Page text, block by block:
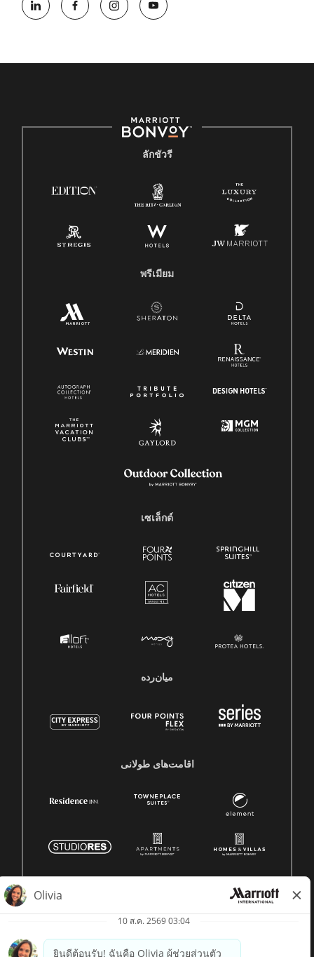
ลักชัวรี
พรีเมียม
เซเล็กต์
میان‌رده
اقامت‌های طولانی